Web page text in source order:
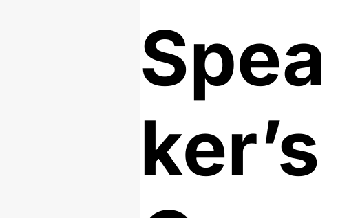
Spea
ker’s